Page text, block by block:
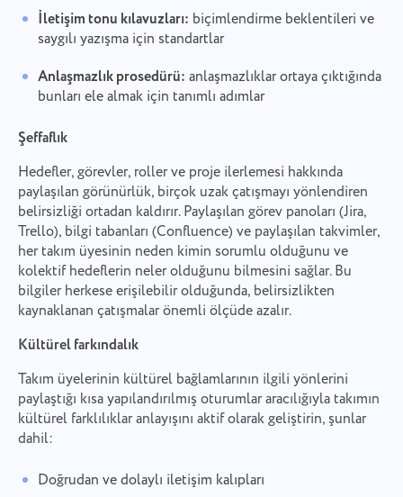
İletişim tonu kılavuzları: biçimlendirme beklentileri ve
saygılı yazışma için standartlar
Anlaşmazlık prosedürü: anlaşmazlıklar ortaya çıktığında
bunları ele almak için tanımlı adımlar
Şeffaflık
Hedefler, görevler, roller ve proje ilerlemesi hakkında
paylaşılan görünürlük, birçok uzak çatışmayı yönlendiren
belirsizliği ortadan kaldırır. Paylaşılan görev panoları (Jira,
Trello), bilgi tabanları (Confluence) ve paylaşılan takvimler,
her takım üyesinin neden kimin sorumlu olduğunu ve
kolektif hedeflerin neler olduğunu bilmesini sağlar. Bu
bilgiler herkese erişilebilir olduğunda, belirsizlikten
kaynaklanan çatışmalar önemli ölçüde azalır.
Kültürel farkındalık
Takım üyelerinin kültürel bağlamlarının ilgili yönlerini
paylaştığı kısa yapılandırılmış oturumlar aracılığıyla takımın
kültürel farklılıklar anlayışını aktif olarak geliştirin, şunlar
dahil:
Doğrudan ve dolaylı iletişim kalıpları